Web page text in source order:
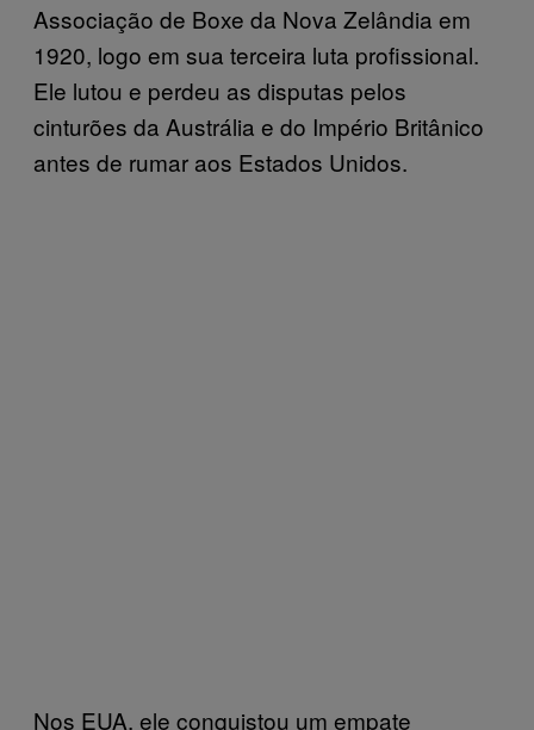
Associação de Boxe da Nova Zelândia em
1920, logo em sua terceira luta profissional.
Ele lutou e perdeu as disputas pelos
cinturões da Austrália e do Império Britânico
antes de rumar aos Estados Unidos.
Nos EUA, ele conquistou um empate